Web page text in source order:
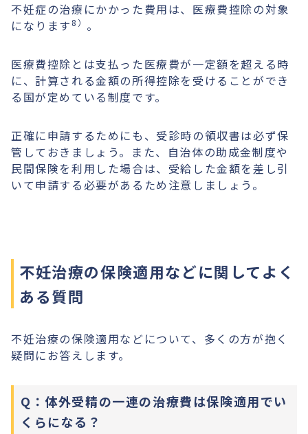
不妊症の治療にかかった費用は、医療費控除の対象
になります 8） 。
医療費控除とは支払った医療費が一定額を超える時
に、計算される金額の所得控除を受けることができ
る国が定めている制度です。
正確に申請するためにも、受診時の領収書は必ず保
管しておきましょう。また、自治体の助成金制度や
民間保険を利用した場合は、受給した金額を差し引
いて申請する必要があるため注意しましょう。
不妊治療の保険適用などに関してよく
ある質問
不妊治療の保険適用などについて、多くの方が抱く
疑問にお答えします。
Q：体外受精の一連の治療費は保険適用でい
くらになる？